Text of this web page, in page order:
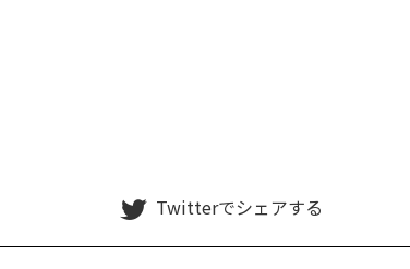
Twitterでシェアする